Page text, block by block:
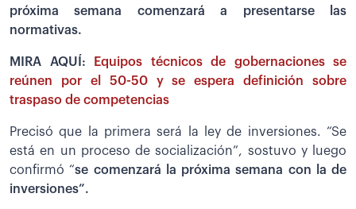
próxima semana comenzará a presentarse las
normativas.
MIRA AQUÍ:
Equipos técnicos de gobernaciones se
reúnen por el 50-50 y se espera definición sobre
traspaso de competencias
Precisó que la primera será la ley de inversiones. “Se
está en un proceso de socialización”, sostuvo y luego
confirmó “se comenzará la próxima semana con la de
inversiones”.